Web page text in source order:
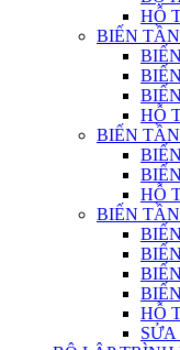
HỖ
BIẾN
HỖ
BIẾN
HỖ
BIẾN
HỖ